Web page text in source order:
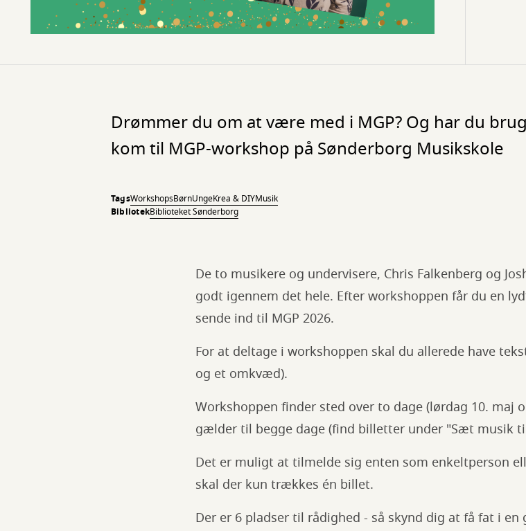
Drømmer du om at være med i MGP? Og har du
kom til MGP-workshop på Sønderborg Musikskole
TagsWorkshopsBørnUngeKrea & DIYMusik
BibliotekBiblioteket Sønderborg
De to musikere og undervisere, Chris Falkenberg og
godt igennem det hele. Efter workshoppen får du en
sende ind til MGP 2026.
For at deltage i workshoppen skal du allerede have
og et omkvæd).
Workshoppen finder sted over to dage (lørdag 10. maj
gælder til begge dage (find billetter under "Sæt musik
Det er muligt at tilmelde sig enten som enkeltperson
skal der kun trækkes én billet.
Der er 6 pladser til rådighed - så skynd dig at få fat i en